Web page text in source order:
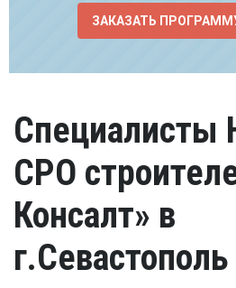
ЗАКАЗАТЬ
Специалисты
СРО
Консалт» в
г.Севастополь